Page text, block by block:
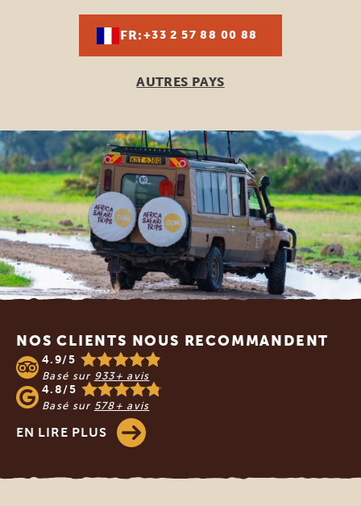
FR:+33 2 57 88 00 88
AUTRES PAYS
NOS CLIENTS NOUS RECOMMANDENT
4.9/5
Basé sur 933+ avis
4.8/5
Basé sur 578+ avis
EN LIRE PLUS